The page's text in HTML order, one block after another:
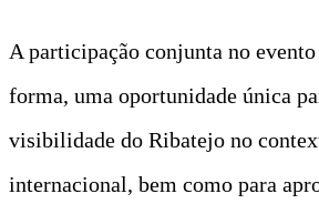
A participação conjunta no
forma, uma oportunidade única
visibilidade do Ribatejo no
internacional, bem como para